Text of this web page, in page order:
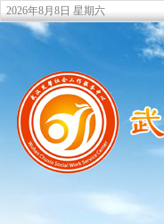
2026年8月8日 星期六